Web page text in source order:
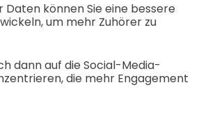
Daten können Sie eine bessere
um mehr Zuhörer zu
dann auf die Social-Media-
die mehr Engagement